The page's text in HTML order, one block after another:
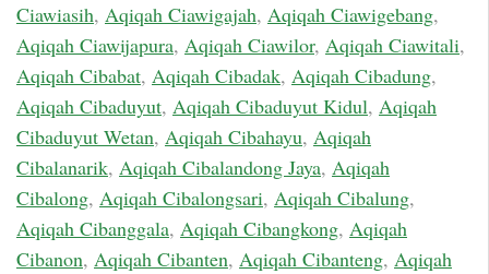
Ciawiasih, Aqiqah Ciawigajah, Aqiqah Ciawigebang,
Aqiqah Ciawijapura, Aqiqah Ciawilor, Aqiqah Ciawitali,
Aqiqah Cibabat, Aqiqah Cibadak, Aqiqah Cibadung,
Aqiqah Cibaduyut, Aqiqah Cibaduyut Kidul, Aqiqah
Cibaduyut Wetan, Aqiqah Cibahayu, Aqiqah
Cibalanarik, Aqiqah Cibalandong Jaya, Aqiqah
Cibalong, Aqiqah Cibalongsari, Aqiqah Cibalung,
Aqiqah Cibanggala, Aqiqah Cibangkong, Aqiqah
Cibanon, Aqiqah Cibanten, Aqiqah Cibanteng, Aqiqah